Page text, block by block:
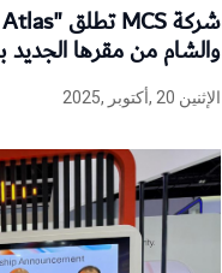
والشام من مقرها الجديد
الإثنين 20 ,أكتوبر ,2025